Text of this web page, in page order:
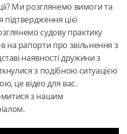
Ми розглянемо вимоги та
підтвердження цієї
судову практику
на рапорти про звільнення з
наявності дружини з
з подібною ситуацією
це відео для вас.
з нашим